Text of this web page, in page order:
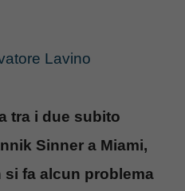
Lavino
tra i due subito
Sinner a Miami,
si fa alcun problema